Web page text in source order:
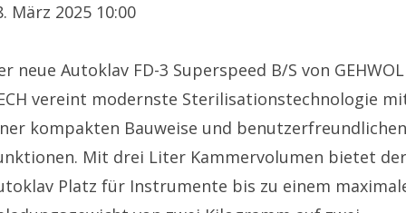
März 2025 10:00
neue Autoklav FD-3 Superspeed B/S von GEHWOL
vereint modernste Sterilisationstechnologie
kompakten Bauweise und benutzerfreundlichen
Mit drei Liter Kammervolumen bietet der
Platz für Instrumente bis zu einem